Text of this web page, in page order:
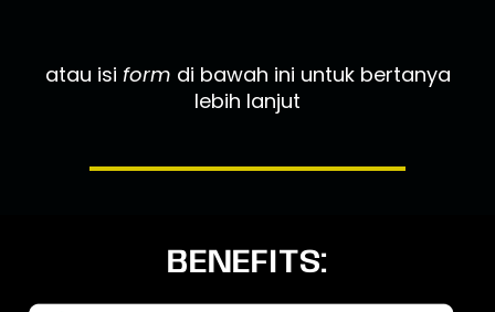
atau isi form di bawah ini untuk bertanya
lebih lanjut
BENEFITS: